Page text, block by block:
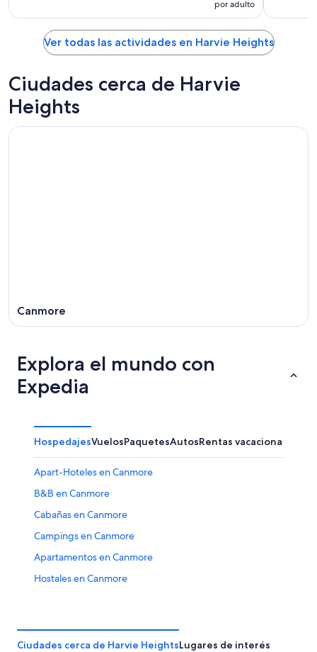
por adulto
Ver todas las actividades en Harvie Heights
Ciudades cerca de Harvie
Heights
Canmore
Explora el mundo con
Expedia
HospedajesVuelosPaquetesAutosRentas vacacionales
Apart-Hoteles en Canmore
B&B en Canmore
Cabañas en Canmore
Campings en Canmore
Apartamentos en Canmore
Hostales en Canmore
Hoteles históricos en Canmore
Ciudades cerca de Harvie HeightsLugares de interés